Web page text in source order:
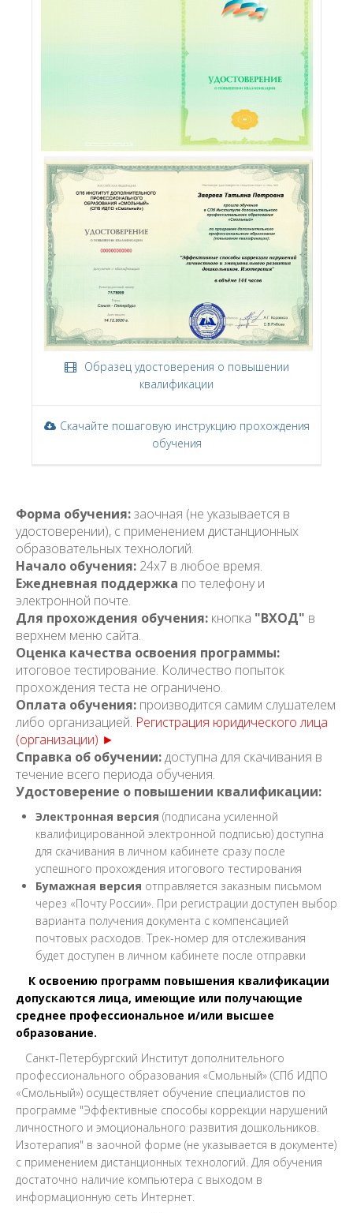
Образец удостоверения о повышении
квалификации
Скачайте пошаговую инструкцию прохождения
обучения
Форма обучения:заочная (не указывается в
удостоверении), с применением дистанционных
образовательных технологий.
Начало обучения: 24x7 в любое время.
Ежедневная поддержка по телефону и
электронной почте.
Для прохождения обучения: кнопка "ВХОД" в
верхнем меню сайта.
Оценка качества освоения программы:
итоговое тестирование. Количество попыток
прохождения теста не ограничено.
Оплата обучения: производится самим слушателем
либо организацией. Регистрация юридического лица
(организации) ►
Справка об обучении:доступна для скачивания в
течение всего периода обучения.
Удостоверение о повышении квалификации:
Электронная версия (подписана усиленной
квалифицированной электронной подписью) доступна
для скачивания в личном кабинете сразу после
успешного прохождения итогового тестирования
Бумажная версия отправляется заказным письмом
через «Почту России». При регистрации доступен выбор
варианта получения документа с компенсацией
почтовых расходов. Трек-номер для отслеживания
будет доступен в личном кабинете после отправки
К освоению программ повышения квалификации
допускаются лица, имеющие или получающие
среднее профессиональное и/или высшее
образование.
Санкт-Петербургский Институт дополнительного
профессионального образования «Смольный» (СПб ИДПО
«Смольный») осуществляет обучение специалистов по
программе "Эффективные способы коррекции нарушений
личностного и эмоционального развития дошкольников.
Изотерапия" в заочной форме (не указывается в документе)
с применением дистанционных технологий. Для обучения
достаточно наличие компьютера с выходом в
информационную сеть Интернет.